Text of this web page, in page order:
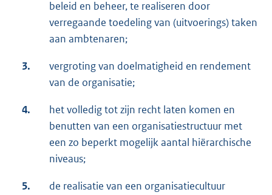
beleid en beheer, te realiseren door
verregaande toedeling van (uitvoerings) taken
aan ambtenaren;
3.
vergroting van doelmatigheid en rendement
van de organisatie;
4.
het volledig tot zijn recht laten komen en
benutten van een organisatiestructuur met
een zo beperkt mogelijk aantal hiërarchische
niveaus;
5.
de realisatie van een organisatiecultuur